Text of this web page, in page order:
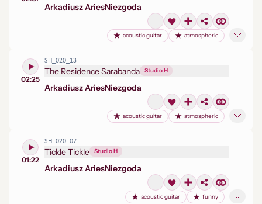
Arkadiusz AriesNiezgoda
acoustic guitar atmospheric
02:25
SH_020_13
The Residence Sarabanda Studio H
Arkadiusz AriesNiezgoda
acoustic guitar atmospheric
01:22
SH_020_07
Tickle Tickle Studio H
Arkadiusz AriesNiezgoda
acoustic guitar funny